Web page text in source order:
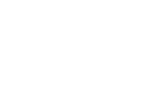
allemande, les
souvent significatives.
Sausheim
des mode8les bien
La Belgique et les Pays-
des opportunite9s sur des
prestations d'entretien